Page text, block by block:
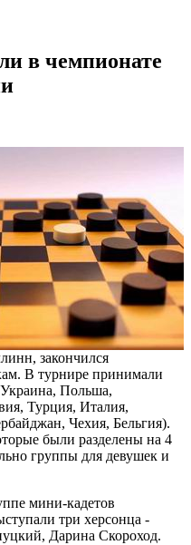
в чемпионате
закончился
В турнире принимали
Польша,
Турция, Италия,
Чехия, Бельгия).
были разделены на 4
группы для девушек и
мини-кадетов
три херсонца -
Дарина Скороход.